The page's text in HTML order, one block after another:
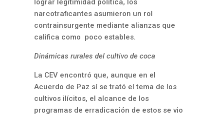
lograr legitimidad política, los
narcotraficantes asumieron un rol
contrainsurgente mediante alianzas que
califica como poco estables.
Dinámicas rurales del cultivo de coca
La CEV encontró que, aunque en el
Acuerdo de Paz sí se trató el tema de los
cultivos ilícitos, el alcance de los
programas de erradicación de estos se vio